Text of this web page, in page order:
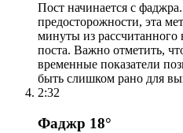
Пост начинается с
предосторожности, эта
минуты из рассчитанного
поста. Важно отметить,
временные показатели
быть слишком рано для
2:32
Фаджр 18°